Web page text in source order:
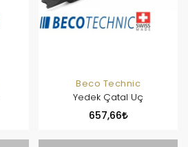
Beco Technic
Yedek Çatal Uç
657,66